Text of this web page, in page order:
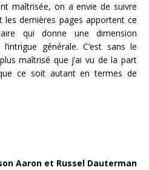
maîtrisée, on a envie de suivre
les dernières pages apportent ce
qui donne une dimension
générale. C’est sans le
maîtrisé que j’ai vu de la part
ce soit autant en termes de
Aaron et Russel Dauterman